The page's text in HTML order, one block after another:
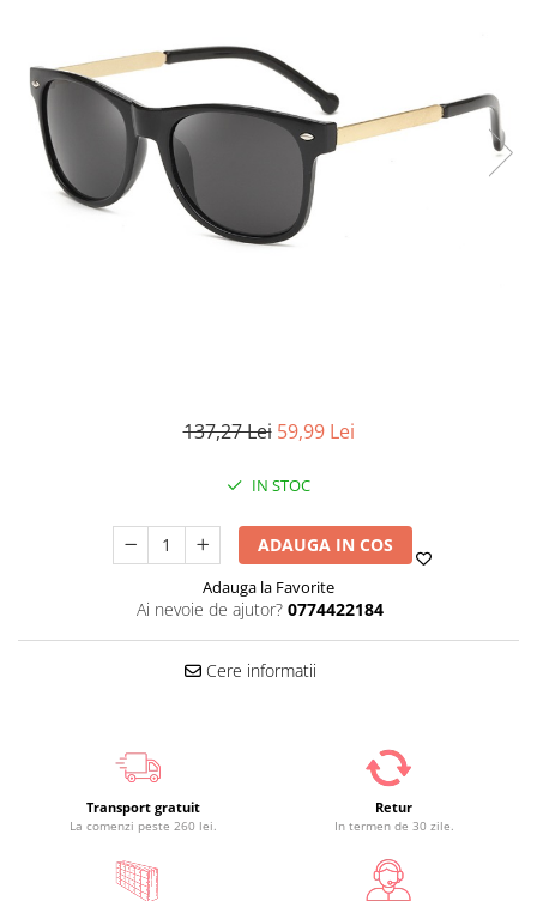
137,27 Lei 59,99 Lei
IN STOC
ADAUGA IN COS
Adauga la Favorite
Ai nevoie de ajutor? 0774422184
Cere informatii
Transport gratuit
La comenzi peste 260 lei.
Retur
In termen de 30 zile.